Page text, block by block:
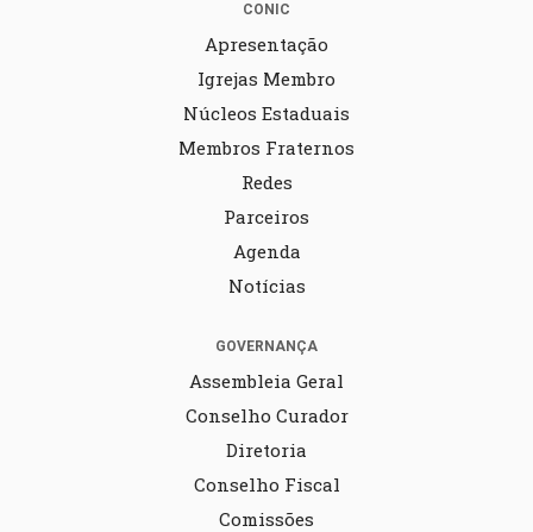
CONIC
Apresentação
Igrejas Membro
Núcleos Estaduais
Membros Fraternos
Redes
Parceiros
Agenda
Notícias
GOVERNANÇA
Assembleia Geral
Conselho Curador
Diretoria
Conselho Fiscal
Comissões